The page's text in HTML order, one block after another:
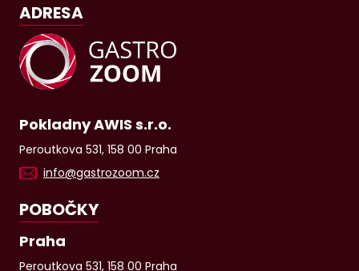
ADRESA
Pokladny AWIS s.r.o.
Peroutkova 531, 158 00 Praha
info@gastrozoom.cz
POBOČKY
Praha
Peroutkova 531, 158 00 Praha